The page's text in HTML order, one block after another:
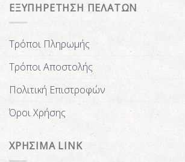
ΕΞΥΠΗΡΕΤΗΣΗ ΠΕΛΑΤΩΝ
Τρόποι Πληρωμής
Τρόποι Αποστολής
Πολιτική Επιστροφών
Όροι Χρήσης
ΧΡΗΣΙΜΑ LINK